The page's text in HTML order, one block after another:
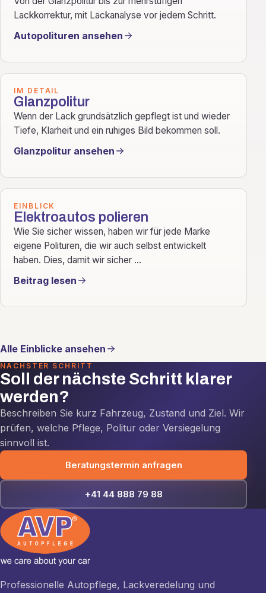
Lackkorrektur, mit Lackanalyse vor jedem Schritt.
Autopolituren ansehen
IM DETAIL
Glanzpolitur
Wenn der Lack grundsätzlich gepflegt ist und wieder
Tiefe, Klarheit und ein ruhiges Bild bekommen soll.
Glanzpolitur ansehen
EINBLICK
Elektroautos polieren
Wie Sie sicher wissen, haben wir für jede Marke
eigene Polituren, die wir auch selbst entwickelt
haben. Dies, damit wir sicher ...
Beitrag lesen
Alle Einblicke ansehen
NÄCHSTER SCHRITT
Soll der nächste Schritt klarer
werden?
Beschreiben Sie kurz Fahrzeug, Zustand und Ziel. Wir
prüfen, welche Pflege, Politur oder Versiegelung
sinnvoll ist.
Beratungstermin anfragen
+41 44 888 79 88
Professionelle Autopflege, Lackveredelung und